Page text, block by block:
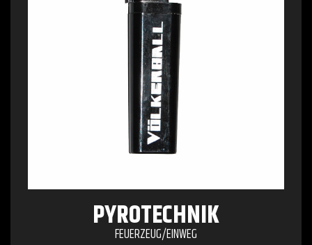
PYROTECHNIK
FEUERZEUG/EINWEG